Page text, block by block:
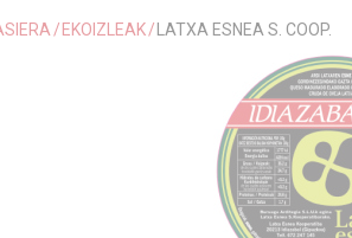
EKOIZLEAK LATXA ESNEA S. COOP.